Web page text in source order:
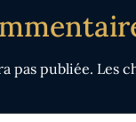
pas publiée. Les